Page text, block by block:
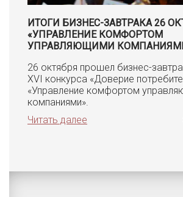
ИТОГИ БИЗНЕС-ЗАВТРАКА 26
«УПРАВЛЕНИЕ КОМФОРТОМ
УПРАВЛЯЮЩИМИ
26 октября прошел бизнес-
XVI конкурса «Доверие
«Управление комфортом
компаниями».
Читать далее